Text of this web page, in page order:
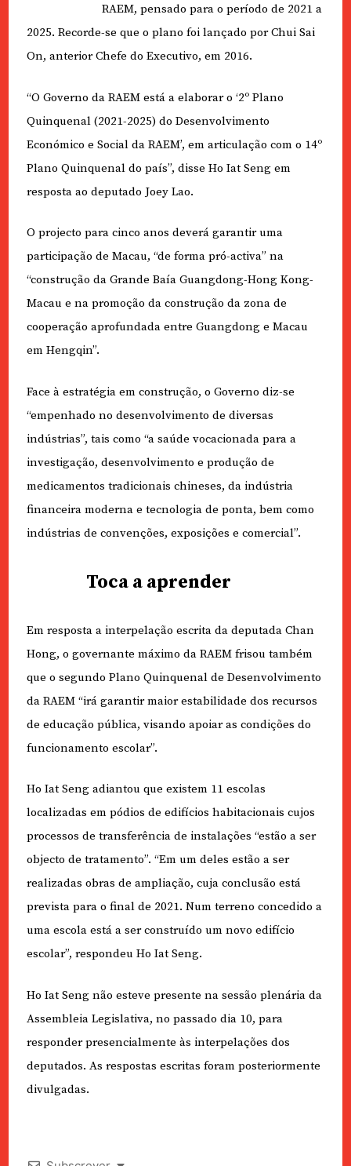
RAEM, pensado para o período de 2021 a
2025. Recorde-se que o plano foi lançado por Chui Sai
On, anterior Chefe do Executivo, em 2016.
“O Governo da RAEM está a elaborar o ‘2º Plano
Quinquenal (2021-2025) do Desenvolvimento
Económico e Social da RAEM’, em articulação com o 14º
Plano Quinquenal do país”, disse Ho Iat Seng em
resposta ao deputado Joey Lao.
O projecto para cinco anos deverá garantir uma
participação de Macau, “de forma pró-activa” na
“construção da Grande Baía Guangdong-Hong Kong-
Macau e na promoção da construção da zona de
cooperação aprofundada entre Guangdong e Macau
em Hengqin”.
Face à estratégia em construção, o Governo diz-se
“empenhado no desenvolvimento de diversas
indústrias”, tais como “a saúde vocacionada para a
investigação, desenvolvimento e produção de
medicamentos tradicionais chineses, da indústria
financeira moderna e tecnologia de ponta, bem como
indústrias de convenções, exposições e comercial”.
Toca a aprender
Em resposta a interpelação escrita da deputada Chan
Hong, o governante máximo da RAEM frisou também
que o segundo Plano Quinquenal de Desenvolvimento
da RAEM “irá garantir maior estabilidade dos recursos
de educação pública, visando apoiar as condições do
funcionamento escolar”.
Ho Iat Seng adiantou que existem 11 escolas
localizadas em pódios de edifícios habitacionais cujos
processos de transferência de instalações “estão a ser
objecto de tratamento”. “Em um deles estão a ser
realizadas obras de ampliação, cuja conclusão está
prevista para o final de 2021. Num terreno concedido a
uma escola está a ser construído um novo edifício
escolar”, respondeu Ho Iat Seng.
Ho Iat Seng não esteve presente na sessão plenária da
Assembleia Legislativa, no passado dia 10, para
responder presencialmente às interpelações dos
deputados. As respostas escritas foram posteriormente
divulgadas.